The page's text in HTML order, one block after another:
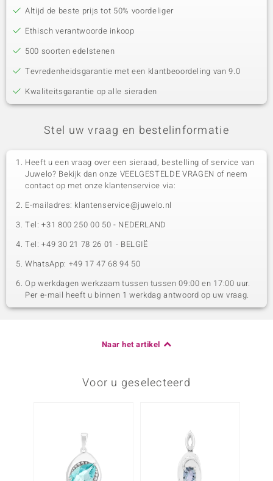
Altijd de beste prijs tot 50% voordeliger
Ethisch verantwoorde inkoop
500 soorten edelstenen
Tevredenheidsgarantie met een klantbeoordeling van 9.0
Kwaliteitsgarantie op alle sieraden
Stel uw vraag en bestelinformatie
Heeft u een vraag over een sieraad, bestelling of service van
Juwelo? Bekijk dan onze VEELGESTELDE VRAGEN of neem
contact op met onze klantenservice via:
E-mailadres: klantenservice@juwelo.nl
Tel: +31 800 250 00 50 - NEDERLAND
Tel: +49 30 21 78 26 01 - BELGIË
WhatsApp: +49 17 47 68 94 50
Op werkdagen werkzaam tussen tussen 09:00 en 17:00 uur.
Per e-mail heeft u binnen 1 werkdag antwoord op uw vraag.
Naar het artikel
Voor u geselecteerd